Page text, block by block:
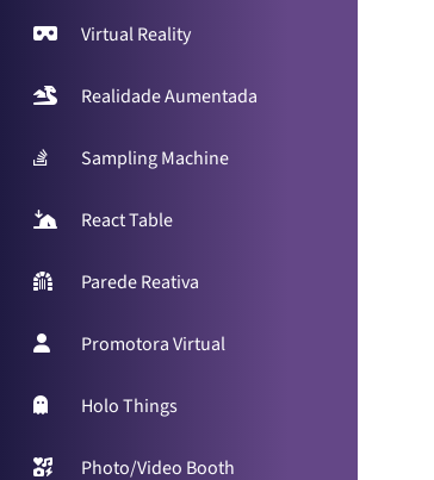
Virtual Reality
Realidade Aumentada
Sampling Machine
React Table
Parede Reativa
Promotora Virtual
Holo Things
Photo/Video Booth